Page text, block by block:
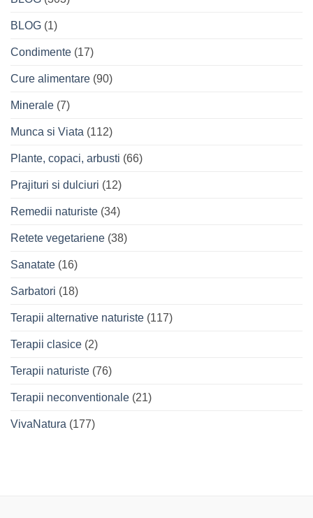
BLOG (1)
Condimente (17)
Cure alimentare (90)
Minerale (7)
Munca si Viata (112)
Plante, copaci, arbusti (66)
Prajituri si dulciuri (12)
Remedii naturiste (34)
Retete vegetariene (38)
Sanatate (16)
Sarbatori (18)
Terapii alternative naturiste (117)
Terapii clasice (2)
Terapii naturiste (76)
Terapii neconventionale (21)
VivaNatura (177)